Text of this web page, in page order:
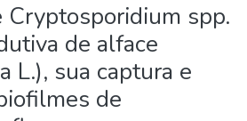
Cryptosporidium spp.
de alface
L.), sua captura e
de